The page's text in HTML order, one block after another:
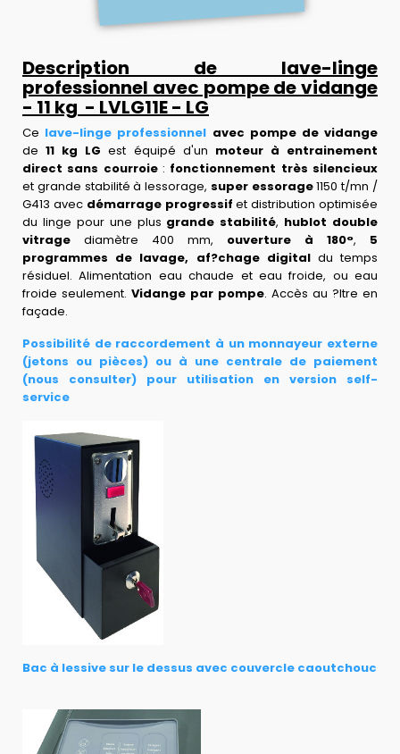
Description de lave-linge
professionnel avec pompe de vidange
- 11 kg - LVLG11E - LG
Ce lave-linge professionnel avec pompe de vidange
de11 kg LGest équipé d'un moteur à entrainement
direct sans courroie: fonctionnement très silencieux
et grande stabilité à lessorage, super essorage1150 t/mn /
G413 avec démarrage progressif et distribution optimisée
du linge pour une plus grande stabilité, hublot double
vitrage diamètre 400 mm, ouverture à 180°, 5
programmes de lavage, af?chage digitaldu temps
résiduel. Alimentation eau chaude et eau froide, ou eau
froide seulement. Vidange par pompe. Accès au ?ltre en
façade.
Possibilité de raccordement à un monnayeur externe
(jetons ou pièces) ou à une centrale de paiement
(nous consulter) pour utilisation en version self-
service
Bac à lessive sur le dessus avec couvercle caoutchouc